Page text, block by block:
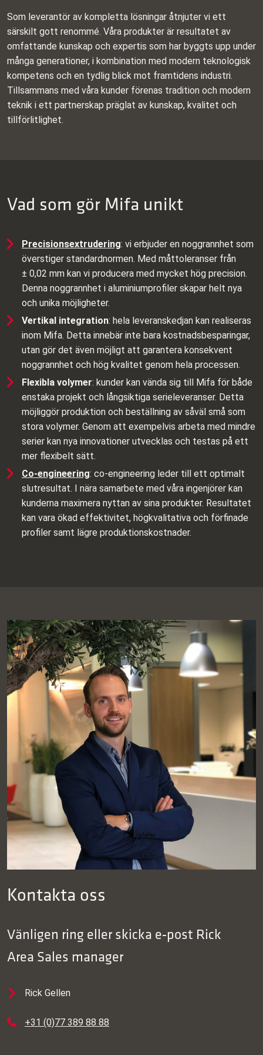
Som leverantör av kompletta lösningar åtnjuter vi ett
särskilt gott renommé. Våra produkter är resultatet av
omfattande kunskap och expertis som har byggts upp under
många generationer, i kombination med modern teknologisk
kompetens och en tydlig blick mot framtidens industri.
Tillsammans med våra kunder förenas tradition och modern
teknik i ett partnerskap präglat av kunskap, kvalitet och
tillförlitlighet.
Vad som gör Mifa unikt
Precisionsextrudering: vi erbjuder en noggrannhet som
överstiger standardnormen. Med måttoleranser från
± 0,02 mm kan vi producera med mycket hög precision.
Denna noggrannhet i aluminiumprofiler skapar helt nya
och unika möjligheter.
Vertikal integration: hela leveranskedjan kan realiseras
inom Mifa. Detta innebär inte bara kostnadsbesparingar,
utan gör det även möjligt att garantera konsekvent
noggrannhet och hög kvalitet genom hela processen.
Flexibla volymer: kunder kan vända sig till Mifa för både
enstaka projekt och långsiktiga serieleveranser. Detta
möjliggör produktion och beställning av såväl små som
stora volymer. Genom att exempelvis arbeta med mindre
serier kan nya innovationer utvecklas och testas på ett
mer flexibelt sätt.
Co‑engineering: co‑engineering leder till ett optimalt
slutresultat. I nära samarbete med våra ingenjörer kan
kunderna maximera nyttan av sina produkter. Resultatet
kan vara ökad effektivitet, högkvalitativa och förfinade
profiler samt lägre produktionskostnader.
Kontakta oss
Vänligen ring eller skicka e‑post Rick
Area Sales manager
Rick Gellen
+31 (0)77 389 88 88